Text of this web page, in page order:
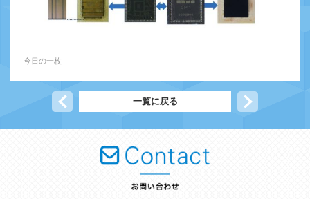
今日の一枚
一覧に戻る